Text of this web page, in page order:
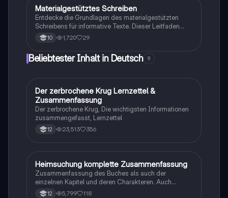
schriftlichen und mündlichen Arbeiten.
Deutsch
Materialgestütztes Schreiben
Entdecke die Grundlagen des materialgestützten
Schreibens für informative Texte. Dieser Leitfaden
behandelt die Struktur, wichtige sprachliche Mittel und
praktische Beispiele, um deine Schreibfähigkeiten zu
man Informationen klar und sachlich präsentiert.
10 1,720 29
Beliebtester Inhalt in Deutsch 9
Deutsch
Der zerbrochene Krug Lernzettel &
Zusammenfassung
Der zerbrochene Krug, Die wichtigsten Informationen
zusammengefasst, Lernzettel
12 23,513 356
Deutsch
Heimsuchung komplette Zusammenfassung
Zusammenfassung des Buches als auch der
einzelnen Kapitel und deren Charakteren. Auch
tabellarisch. Im Unterricht ohne KI erstellt
12 5,799 118